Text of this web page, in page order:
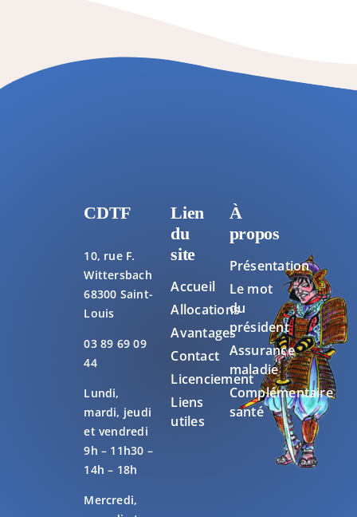
CDTF
10, rue F.
Wittersbach
68300 Saint-
Louis
03 89 69 09
44
Lundi,
mardi, jeudi
et vendredi
9h – 11h30 –
14h – 18h
Mercredi,
Lien
du
site
Accueil
Allocations
Avantages
Contact
Licenciement
Liens
utiles
À
propos
Présentation
Le mot
du
président
Assurance
maladie
Complémentaire
santé